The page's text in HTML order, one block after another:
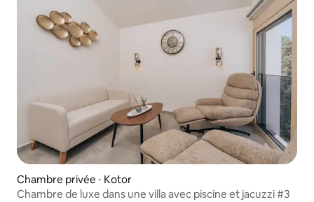
Chambre privée ⋅ Kotor
Chambre de luxe dans une villa avec piscine et jacuzzi #3